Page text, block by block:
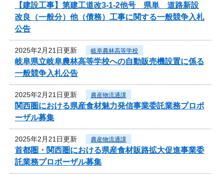
【建設工事】第建工道改3-1-2他号 県単 道路新設
改良（一般分）他（債務）工事に関する一般競争入札
公告
2025年2月21日更新 岐阜農林高等学校
岐阜県立岐阜農林高等学校への自動販売機設置に係る
一般競争入札公告
2025年2月21日更新 農産物流通課
関西圏における県産食材魅力発信事業委託業務プロポ
ーザル募集
2025年2月21日更新 農産物流通課
首都圏・関西圏における県産食材販路拡大促進事業委
託業務プロポーザル募集